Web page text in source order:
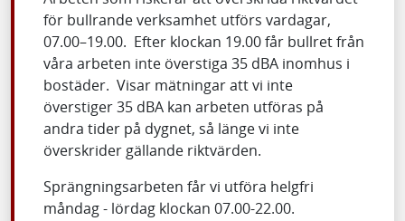
för bullrande verksamhet utförs vardagar,
07.00–19.00. Efter klockan 19.00 får bullret från
våra arbeten inte överstiga 35 dBA inomhus i
bostäder. Visar mätningar att vi inte
överstiger 35 dBA kan arbeten utföras på
andra tider på dygnet, så länge vi inte
överskrider gällande riktvärden.
Sprängningsarbeten får vi utföra helgfri
måndag - lördag klockan 07.00-22.00.